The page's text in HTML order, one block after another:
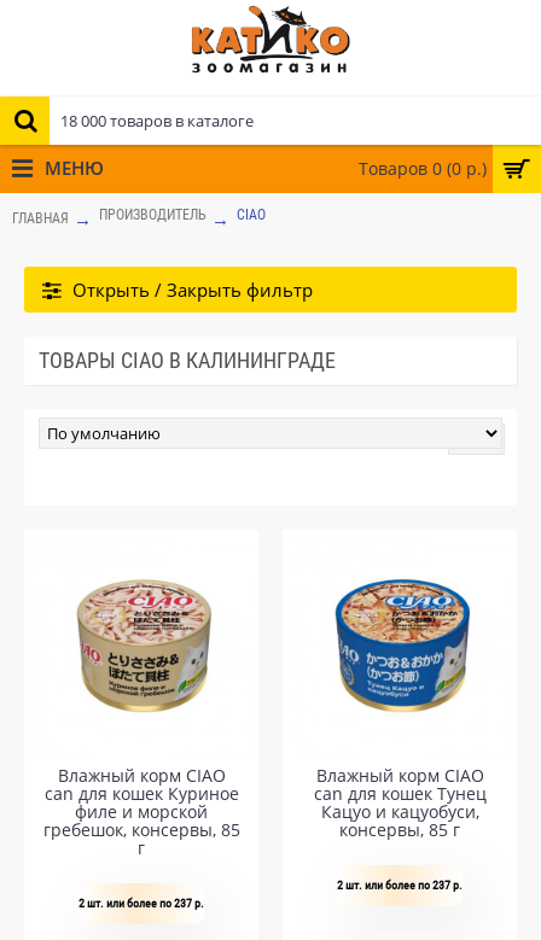
Товаров 0 (0 р.)
МЕНЮ
ГЛАВНАЯ ПРОИЗВОДИТЕЛЬ CIAO
Открыть / Закрыть фильтр
ТОВАРЫ CIAO В КАЛИНИНГРАДЕ
Влажный корм CIAO
can для кошек Куриное
филе и морской
гребешок, консервы, 85
г
2 шт. или более по 237 р.
Влажный корм CIAO
can для кошек Тунец
Кацуо и кацуобуси,
консервы, 85 г
2 шт. или более по 237 р.